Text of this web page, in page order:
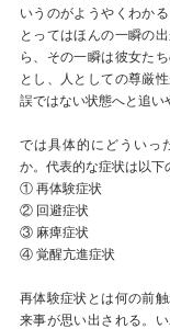
いうのがようやくわか
とってはほんの一瞬の
ら、その一瞬は彼女た
とし、人としての尊厳
誤ではない状態へと追い
では具体的にどういっ
か。代表的な症状は以下
① 再体験症状
② 回避症状
③ 麻痺症状
④ 覚醒亢進症状
再体験症状とは何の前
来事が思い出される。